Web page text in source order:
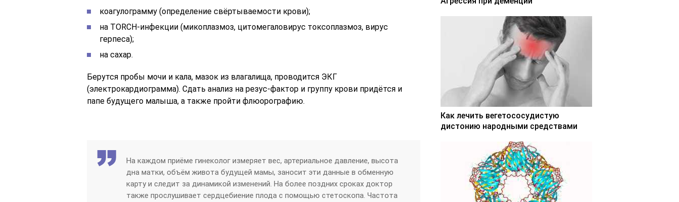
коагулограмму (определение свёртываемости крови);
на TORCH-инфекции (микоплазмоз, цитомегаловирус токсоплазмоз, вирус
герпеса);
на сахар.
Берутся пробы мочи и кала, мазок из влагалища, проводится ЭКГ
(электрокардиограмма). Сдать анализ на резус-фактор и группу крови придётся и
папе будущего малыша, а также пройти флюорографию.
На каждом приёме гинеколог измеряет вес, артериальное давление, высота
дна матки, объём живота будущей мамы, заносит эти данные в обменную
карту и следит за динамикой изменений. На более поздних сроках доктор
также прослушивает сердцебиение плода с помощью стетоскопа. Частота
Как лечить вегетососудистую
дистонию народными средствами